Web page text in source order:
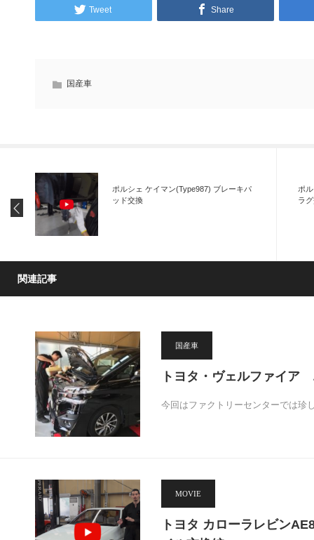
Tweet Share
国産車
ポルシェ ケイマン(Type987) ブレーキパ
ッド交換
ポ
ラ
関連記事
国産車
トヨタ・ヴェルファイア
今回はファクトリーセンターでは
MOVIE
トヨタ カローラレビン